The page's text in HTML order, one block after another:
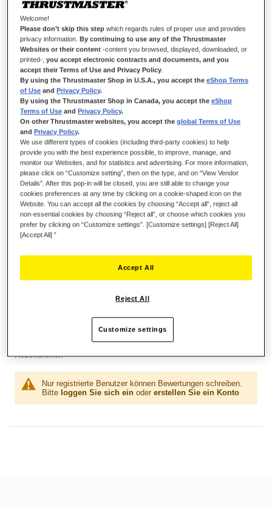
T818 BLACK METAL PLATE ADD-ON
AUF LAGER
Satz mit2 SCHWARZEN Metallplatten
Individualisieren Sie Ihre T818, indem Sie die originalen blauen
Metallplatten durch diese schwarzen Metallplatten ersetzen.
Nur kompatibel mit der T818.
29,99 €
IN DEN WARENKORB
Seien Sie der Erste, der dieses Produkt bewertet
Rezensionen
Nur registrierte Benutzer können Bewertungen schreiben.
Bitte loggen Sie sich ein oder erstellen Sie ein Konto
Welcome!
Please don’t skip this step which regards rules of proper use and provides
privacy information.By continuing to use any of the Thrustmaster
Websites or their content -content you browsed, displayed, downloaded, or
printed-,you accept electronic contracts and documents, and you
accept their Terms of Use and Privacy Policy
By using the Thrustmaster Shop in U.S.A., you accept theeShop Terms
of Use andPrivacy Policy.
By using the Thrustmaster Shop in Canada, you accept theeShop
Terms of Use andPrivacy Policy.
On other Thrustmaster websites, you accept theglobal Terms of Use
andPrivacy Policy.
We use different types of cookies (including third-party cookies) to help
provide you with the best experience possible, to improve, manage, and
monitor our Websites, and for statistics and advertising. For more information,
please click on “Customize setting”, then on the type, and on “View Vendor
Details”. After this pop-in will be closed, you are still able to change your
cookies preferences at any time by clicking on a cookie-shaped icon on the
Website. You can accept all the cookies by choosing “Accept all”, reject all
non-essential cookies by choosing “Reject all”, or choose which cookies you
prefer by clicking on “Customize settings”. [Customize settings] [Reject All]
[Accept All] ”
Reject All
Accept All
Customize settings